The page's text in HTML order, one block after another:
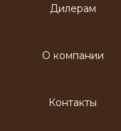
Дилерам
О компании
Контакты